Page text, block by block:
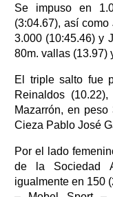
Se impuso en
(3:04.67), así
3.000 (10:45.46) y
80m. vallas (13.97)
El triple salto fue
Reinaldos
Mazarrón, en
Cieza Pablo José
Por el lado
de la Sociedad
igualmente en 150